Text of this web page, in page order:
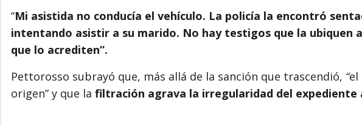
“Mi asistida no conducía el vehículo. La policía la encontró
intentando asistir a su marido. No hay testigos que la ubiquen
que lo acrediten”.
Pettorosso subrayó que, más allá de la sanción que trascendió, “el
origen” y que la filtración agrava la irregularidad del